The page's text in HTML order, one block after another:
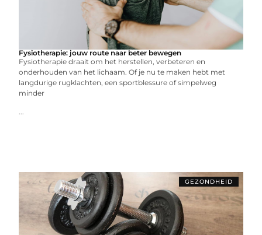
Fysiotherapie: jouw route naar beter bewegen
Fysiotherapie draait om het herstellen, verbeteren en
onderhouden van het lichaam. Of je nu te maken hebt met
langdurige rugklachten, een sportblessure of simpelweg
minder
...
GEZONDHEID